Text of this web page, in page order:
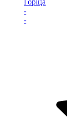
Горіца
-
-